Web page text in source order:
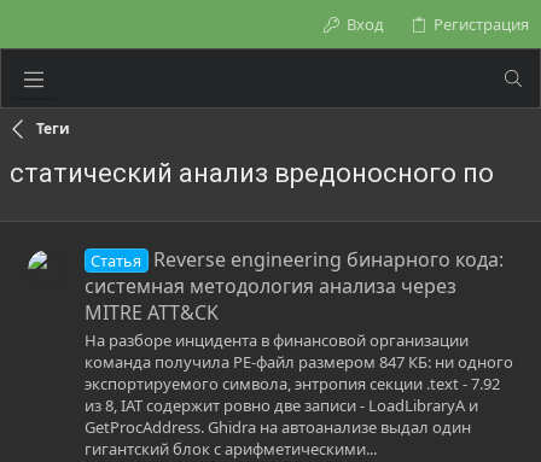
Вход Регистрация
Теги
статический анализ вредоносного по
Статья
Reverse engineering бинарного кода:
системная методология анализа через
MITRE ATT&CK
На разборе инцидента в финансовой организации
команда получила PE-файл размером 847 КБ: ни одного
экспортируемого символа, энтропия секции .text - 7.92
из 8, IAT содержит ровно две записи - LoadLibraryA и
GetProcAddress. Ghidra на автоанализе выдал один
гигантский блок с арифметическими...